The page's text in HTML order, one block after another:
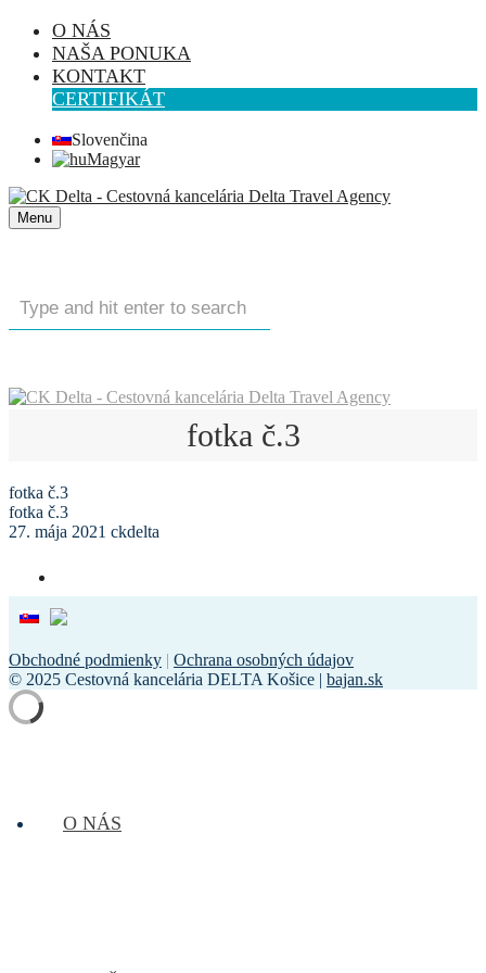
O NÁS
NAŠA PONUKA
KONTAKT
CERTIFIKÁT
Slovenčina
Magyar
Menu
O NÁS
fotka č.3
fotka č.3
fotka č.3
27. mája 2021 ckdelta
Obchodné podmienky | Ochrana osobných údajov
© 2025 Cestovná kancelária DELTA Košice | bajan.sk